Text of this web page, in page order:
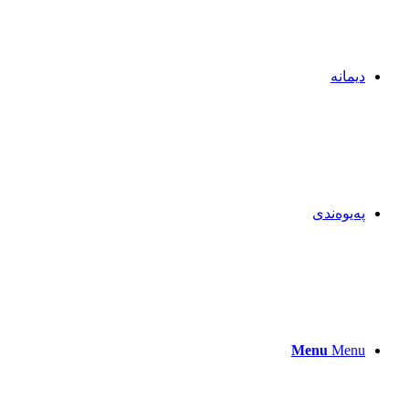
دیمانە
پەیوەندی
Menu Menu